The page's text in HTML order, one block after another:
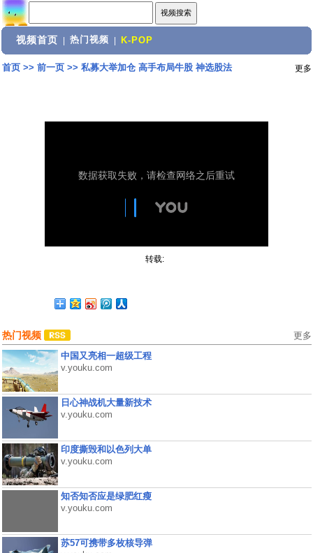
视频首页 热门视频 K-POP
首页>> 前一页>> 私募大举加仓 高手布局牛股 神选股法 更多
转载:
热门视频 更多
中国又亮相一超级工程
v.youku.com
日心神战机大量新技术
v.youku.com
印度撕毁和以色列大单
v.youku.com
知否知否应是绿肥红瘦
v.youku.com
苏57可携带多枚核导弹